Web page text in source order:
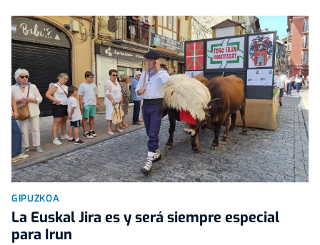
GIPUZKOA
La Euskal Jira es y será siempre especial
para Irun